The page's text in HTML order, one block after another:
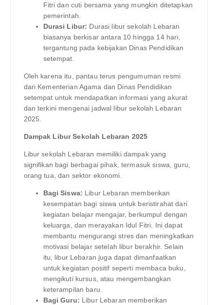
Fitri dan cuti bersama yang mungkin ditetapkan
pemerintah.
Durasi Libur: Durasi libur sekolah Lebaran
biasanya berkisar antara 10 hingga 14 hari,
tergantung pada kebijakan Dinas Pendidikan
setempat.
Oleh karena itu, pantau terus pengumuman resmi
dari Kementerian Agama dan Dinas Pendidikan
setempat untuk mendapatkan informasi yang akurat
dan terkini mengenai jadwal libur sekolah Lebaran
2025.
Dampak Libur Sekolah Lebaran 2025
Libur sekolah Lebaran memiliki dampak yang
signifikan bagi berbagai pihak, termasuk siswa, guru,
orang tua, dan sektor ekonomi.
Bagi Siswa: Libur Lebaran memberikan
kesempatan bagi siswa untuk beristirahat dari
kegiatan belajar mengajar, berkumpul dengan
keluarga, dan merayakan Idul Fitri. Ini dapat
membantu mengurangi stres dan meningkatkan
motivasi belajar setelah libur berakhir. Selain
itu, libur Lebaran juga dapat dimanfaatkan
untuk kegiatan positif seperti membaca buku,
mengikuti kursus, atau mengembangkan
keterampilan baru.
Bagi Guru: Libur Lebaran memberikan